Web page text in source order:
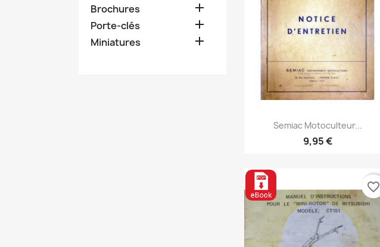
Brochures 
Porte-clés 
Miniatures 
Aperçu rapide
Semiac Motoculteur...
9,95 €
favorite_border